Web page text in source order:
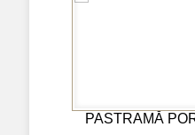
PASTRAMĂ